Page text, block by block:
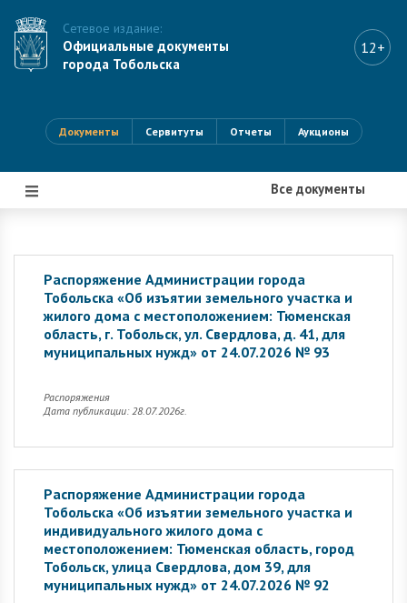
Сетевое издание:
Официальные документы
города Тобольска
12+
Документы Сервитуты Отчеты Аукционы
Все документы
|||
Распоряжение Администрации города
Тобольска «Об изъятии земельного участка и
жилого дома с местоположением: Тюменская
область, г. Тобольск, ул. Свердлова, д. 41, для
муниципальных нужд» от 24.07.2026 № 93
Распоряжения
Дата публикации: 28.07.2026г.
Распоряжение Администрации города
Тобольска «Об изъятии земельного участка и
индивидуального жилого дома с
местоположением: Тюменская область, город
Тобольск, улица Свердлова, дом 39, для
муниципальных нужд» от 24.07.2026 № 92